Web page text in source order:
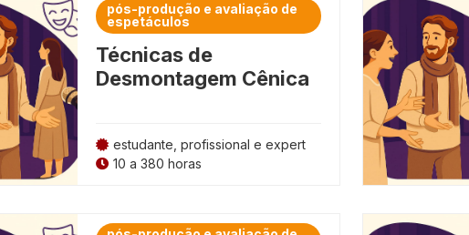
pós-produção e avaliação de
espetáculos
Técnicas de
Desmontagem Cênica
estudante, profissional e expert
10 a 380 horas